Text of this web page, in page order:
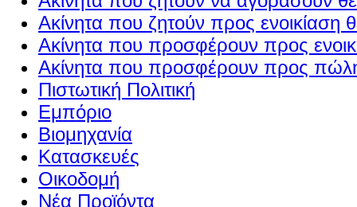
Ακίνητα που ζητούν προς ενοικίαση
Ακίνητα που προσφέρουν προς
Ακίνητα που προσφέρουν προς
Πιστωτική Πολιτική
Εμπόριο
Βιομηχανία
Κατασκευές
Οικοδομή
Νέα Προϊόντα